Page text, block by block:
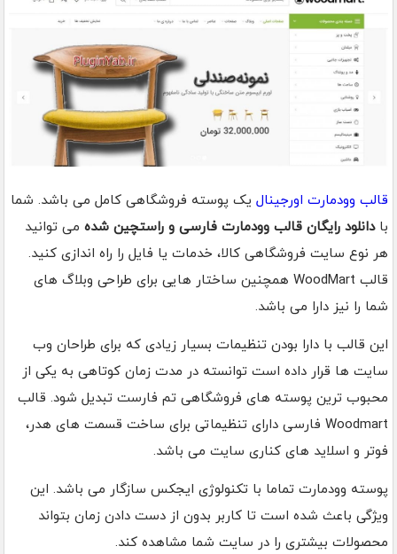
قالب وودمارت اورجینال یک پوسته فروشگاهی کامل می باشد. شما
بادانلود رایگان قالب وودمارت فارسی و راستچین شده می توانید
هر نوع سایت فروشگاهی کالا، خدمات یا فایل را راه اندازی کنید.
قالب WoodMart همچنین ساختار هایی برای طراحی وبلاگ های
شما را نیز دارا می باشد.
این قالب با دارا بودن تنظیمات بسیار زیادی که برای طراحان وب
سایت ها قرار داده است توانسته در مدت زمان کوتاهی به یکی از
محبوب ترین پوسته های فروشگاهی تم فارست تبدیل شود. قالب
Woodmart فارسی دارای تنظیماتی برای ساخت قسمت های هدر،
فوتر و اسلاید های کناری سایت می باشد.
پوسته وودمارت تماما با تکنولوژی ایجکس سازگار می باشد. این
ویژگی باعث شده است تا کاربر بدون از دست دادن زمان بتواند
محصولات بیشتری را در سایت شما مشاهده کند.